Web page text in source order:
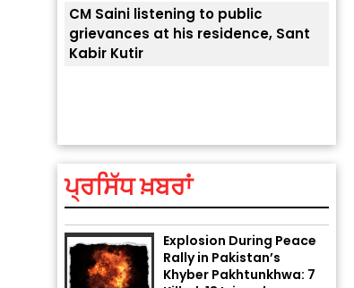
CM Saini listening to public
grievances at his residence, Sant
Kabir Kutir
ਪ੍ਰਸਿੱਧ ਖ਼ਬਰਾਂ
ਗ੍ਰਹਿਆਂ ਦੀ...
August 5, 2026 6:23 AM
Explosion During Peace
Rally in Pakistan’s
Khyber Pakhtunkhwa: 7
Killed, 18 Injured